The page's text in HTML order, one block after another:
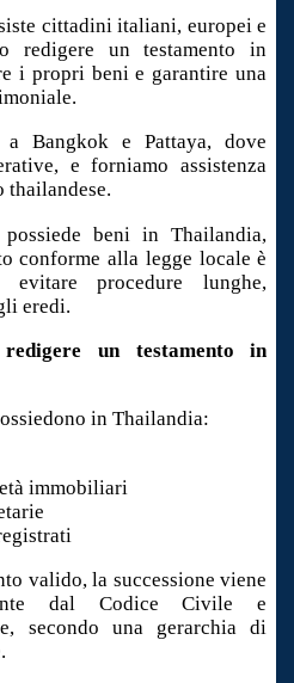
cittadini italiani, europei e
redigere un testamento in
i propri beni e garantire una
a Bangkok e Pattaya, dove
e forniamo assistenza
beni in Thailandia,
conforme alla legge locale è
evitare procedure lunghe,
eredi.
un testamento in
in Thailandia:
immobiliari
valido, la successione viene
dal Codice Civile e
secondo una gerarchia di